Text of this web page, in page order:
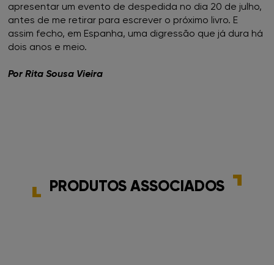
apresentar um evento de despedida no dia 20 de julho,
antes de me retirar para escrever o próximo livro. E
assim fecho, em Espanha, uma digressão que já dura há
dois anos e meio.
Por Rita Sousa Vieira
PRODUTOS ASSOCIADOS